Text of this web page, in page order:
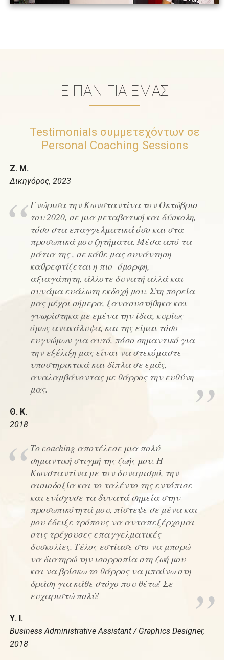
ΕΊΠΑΝ ΓΙΑ ΕΜΆΣ
Testimonials συμμετεχόντων σε
Personal Coaching Sessions
Ζ. Μ.
Δικηγόρος, 2023
Γνώρισα την Κωνσταντίνα τον Οκτώβριο
του 2020, σε μια μεταβατική και δύσκολη,
τόσο στα επαγγελματικά όσο και στα
προσωπικά μου ζητήματα. Μέσα από τα
μάτια της , σε κάθε μας συνάντηση
καθρεφτίζεται η πιο όμορφη,
αξιαγάπητη, άλλοτε δυνατή αλλά και
συνάμα ευάλωτη εκδοχή μου. Στη πορεία
μας μέχρι σήμερα, ξανασυστήθηκα και
γνωρίστηκα με εμένα την ίδια, κυρίως
όμως ανακάλυψα, και της είμαι τόσο
ευγνώμων για αυτό, πόσο σημαντικό για
την εξέλιξη μας είναι να στεκόμαστε
υποστηρικτικά και δίπλα σε εμάς,
αναλαμβάνοντας με θάρρος την ευθύνη
μας.
Θ. Κ.
2018
Το coaching αποτέλεσε μια πολύ
σημαντική στιγμή της ζωής μου. Η
Κωνσταντίνα με τον δυναμισμό, την
αισιοδοξία και το ταλέντο της εντόπισε
και ενίσχυσε τα δυνατά σημεία στην
προσωπικότητά μου, πίστεψε σε μένα και
μου έδειξε τρόπους να ανταπεξέρχομαι
στις τρέχουσες επαγγελματικές
δυσκολίες. Τέλος εστίασε στο να μπορώ
να διατηρώ την ισορροπία στη ζωή μου
και να βρίσκω το θάρρος να μπαίνω στη
δράση για κάθε στόχο που θέτω! Σε
ευχαριστώ πολύ!
Υ. Ι.
Business Administrative Assistant / Graphics Designer,
2018